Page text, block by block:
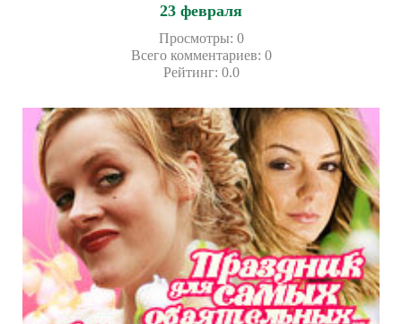
23 февраля
Просмотры: 0
Всего комментариев: 0
Рейтинг: 0.0